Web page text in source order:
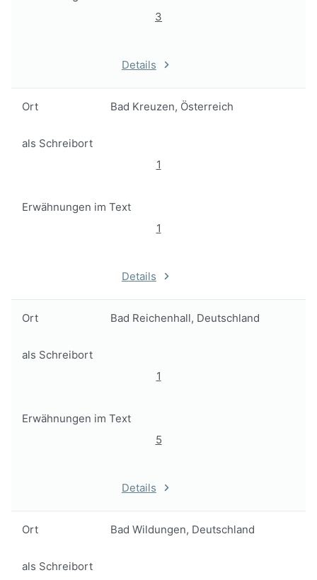
3
Details
Ort Bad Kreuzen, Österreich
als Schreibort
1
Erwähnungen im Text
1
Details
Ort Bad Reichenhall, Deutschland
als Schreibort
1
Erwähnungen im Text
5
Details
Ort Bad Wildungen, Deutschland
als Schreibort